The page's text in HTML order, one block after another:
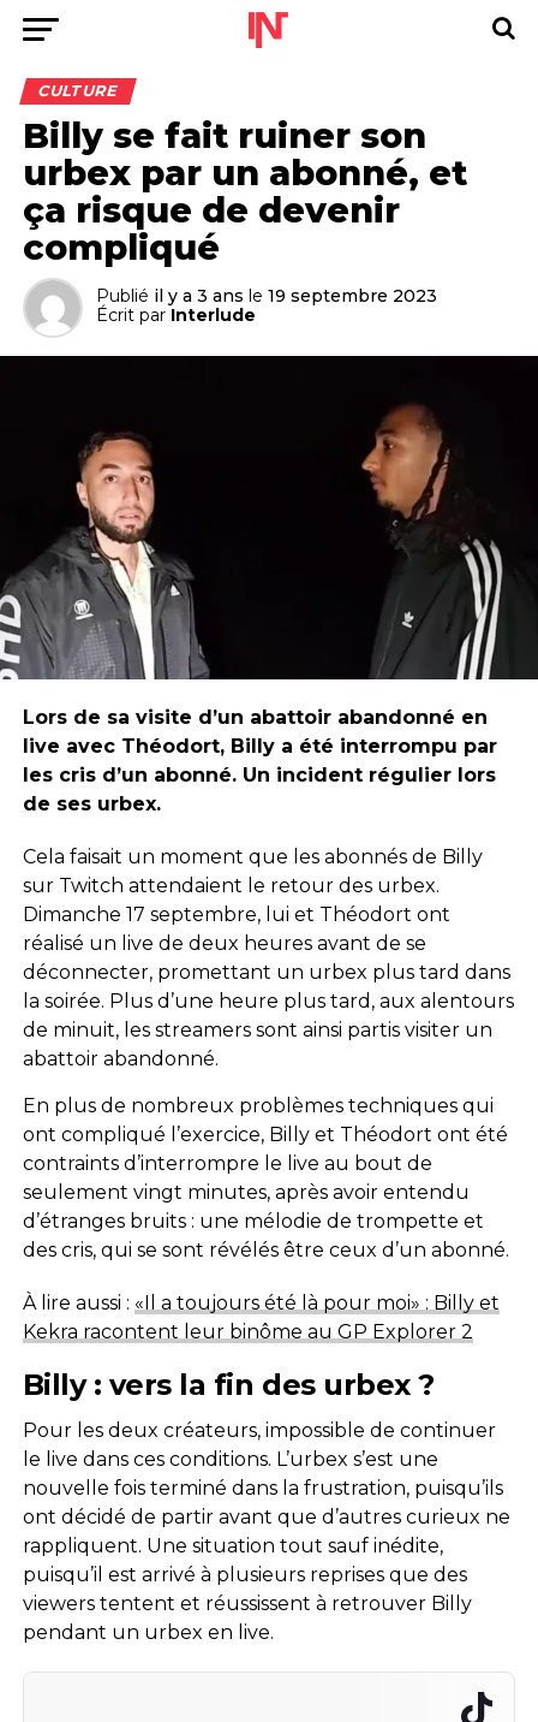
CULTURE
Billy se fait ruiner son
urbex par un abonné, et
ça risque de devenir
compliqué
Publié il y a 3 ans le 19 septembre 2023
Écrit par Interlude
Lors de sa visite d’un abattoir abandonné en
live avec Théodort, Billy a été interrompu par
les cris d’un abonné. Un incident régulier lors
de ses urbex.
Cela faisait un moment que les abonnés de Billy
sur Twitch attendaient le retour des urbex.
Dimanche 17 septembre, lui et Théodort ont
réalisé un live de deux heures avant de se
déconnecter, promettant un urbex plus tard dans
la soirée. Plus d’une heure plus tard, aux alentours
de minuit, les streamers sont ainsi partis visiter un
abattoir abandonné.
En plus de nombreux problèmes techniques qui
ont compliqué l’exercice, Billy et Théodort ont été
contraints d’interrompre le live au bout de
seulement vingt minutes, après avoir entendu
d’étranges bruits : une mélodie de trompette et
des cris, qui se sont révélés être ceux d’un abonné.
À lire aussi : «Il a toujours été là pour moi» : Billy et
Kekra racontent leur binôme au GP Explorer 2
Billy : vers la fin des urbex ?
Pour les deux créateurs, impossible de continuer
le live dans ces conditions. L’urbex s’est une
nouvelle fois terminé dans la frustration, puisqu’ils
ont décidé de partir avant que d’autres curieux ne
rappliquent. Une situation tout sauf inédite,
puisqu’il est arrivé à plusieurs reprises que des
viewers tentent et réussissent à retrouver Billy
pendant un urbex en live.